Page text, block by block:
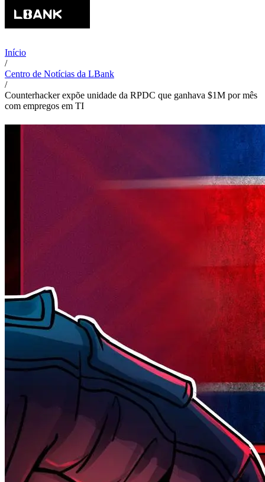
Início
/
Centro de Notícias da LBank
/
Counterhacker expõe unidade da RPDC que ganhava $1M por mês
com empregos em TI